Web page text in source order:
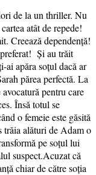
de la un thriller. Nu
atât de repede!
Creează dependență!
Și au trăit
apăra soțul dacă ar
părea perfectă. La
pentru care
Însă totul se
o femeie este găsită
trăia alături de Adam o
pe soțul lui
suspect.Acuzat că
chiar de către soția